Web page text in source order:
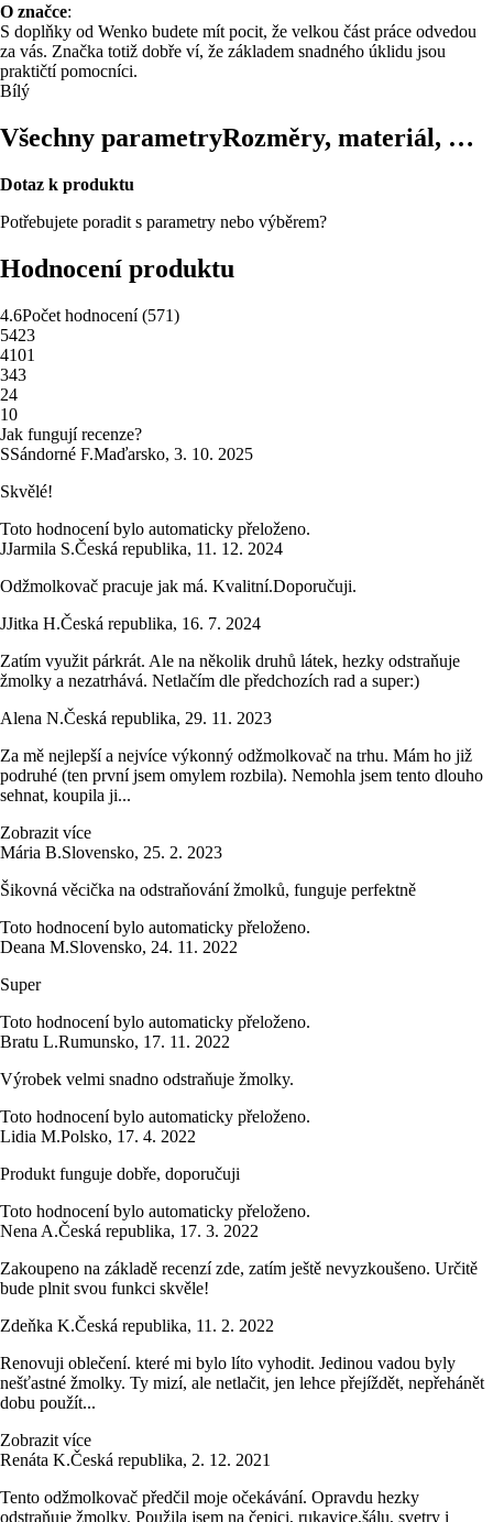
O značce:
S doplňky od Wenko budete mít pocit, že velkou část práce odvedou
za vás. Značka totiž dobře ví, že základem snadného úklidu jsou
praktičtí pomocníci.
Bílý
Všechny parametryRozměry, materiál, …
Dotaz k produktu
Potřebujete poradit s parametry nebo výběrem?
Hodnocení produktu
4.6Počet hodnocení(571)
5423
4101
343
24
10
Jak fungují recenze?
SSándorné F.Maďarsko, 3. 10. 2025
Skvělé!
Toto hodnocení bylo automaticky přeloženo.
JJarmila S.Česká republika, 11. 12. 2024
Odžmolkovač pracuje jak má. Kvalitní.Doporučuji.
JJitka H.Česká republika, 16. 7. 2024
Zatím využit párkrát. Ale na několik druhů látek, hezky odstraňuje
žmolky a nezatrhává. Netlačím dle předchozích rad a super:)
Alena N.Česká republika, 29. 11. 2023
Za mě nejlepší a nejvíce výkonný odžmolkovač na trhu. Mám ho již
podruhé (ten první jsem omylem rozbila). Nemohla jsem tento dlouho
sehnat, koupila ji...
Zobrazit více
Mária B.Slovensko, 25. 2. 2023
Šikovná věcička na odstraňování žmolků, funguje perfektně
Toto hodnocení bylo automaticky přeloženo.
Deana M.Slovensko, 24. 11. 2022
Super
Toto hodnocení bylo automaticky přeloženo.
Bratu L.Rumunsko, 17. 11. 2022
Výrobek velmi snadno odstraňuje žmolky.
Toto hodnocení bylo automaticky přeloženo.
Lidia M.Polsko, 17. 4. 2022
Produkt funguje dobře, doporučuji
Toto hodnocení bylo automaticky přeloženo.
Nena A.Česká republika, 17. 3. 2022
Zakoupeno na základě recenzí zde, zatím ještě nevyzkoušeno. Určitě
bude plnit svou funkci skvěle!
Zdeňka K.Česká republika, 11. 2. 2022
Renovuji oblečení. které mi bylo líto vyhodit. Jedinou vadou byly
nešťastné žmolky. Ty mizí, ale netlačit, jen lehce přejíždět, nepřehánět
dobu použít...
Zobrazit více
Renáta K.Česká republika, 2. 12. 2021
Tento odžmolkovač předčil moje očekávání. Opravdu hezky
odstraňuje žmolky. Použila jsem na čepici, rukavice,šálu, svetry i